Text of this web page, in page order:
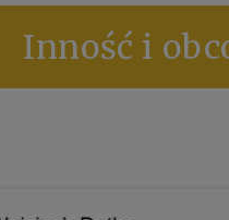
Inność i